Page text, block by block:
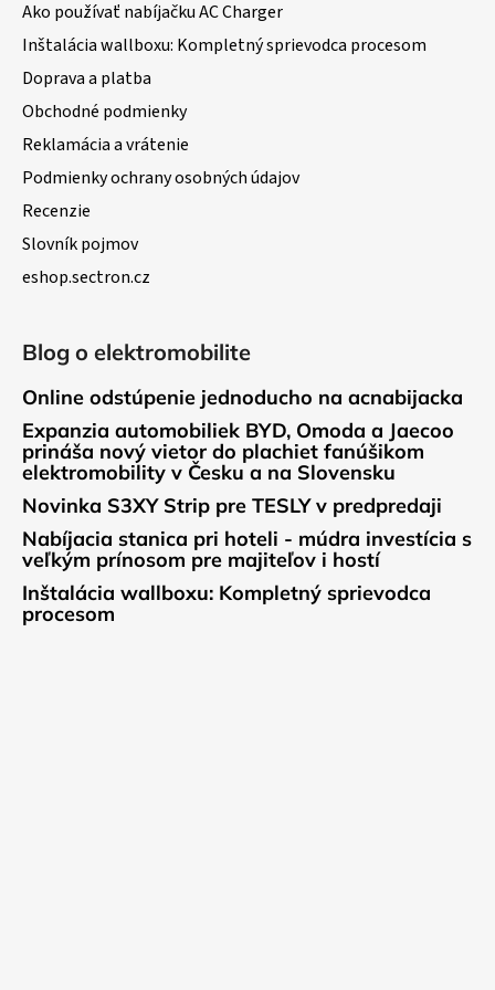
s
u
Ako používať nabíjačku AC Charger
Inštalácia wallboxu: Kompletný sprievodca procesom
Doprava a platba
Obchodné podmienky
Reklamácia a vrátenie
Podmienky ochrany osobných údajov
Recenzie
Slovník pojmov
eshop.sectron.cz
Blog o elektromobilite
Online odstúpenie jednoducho na acnabijacka
Expanzia automobiliek BYD, Omoda a Jaecoo
prináša nový vietor do plachiet fanúšikom
elektromobility v Česku a na Slovensku
Novinka S3XY Strip pre TESLY v predpredaji
Nabíjacia stanica pri hoteli - múdra investícia s
veľkým prínosom pre majiteľov i hostí
Inštalácia wallboxu: Kompletný sprievodca
procesom